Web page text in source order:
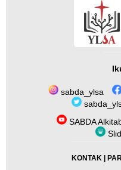
sabda_ylsa
SABDA
KONTAK|